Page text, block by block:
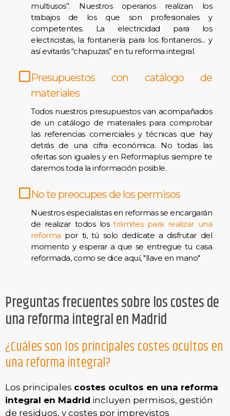
multiusos”. Nuestros operarios realizan los
trabajos de los que son profesionales y
competentes. La electricidad para los
electricistas, la fontanería para los fontaneros... y
así evitarás “chapuzas” en tu reforma integral.
Presupuestos con catálogo de
materiales
Todos nuestros presupuestos van acompañados
de un catálogo de materiales para comprobar
las referencias comerciales y técnicas que hay
detrás de una cifra económica. No todas las
ofertas son iguales y en Reformaplus siempre te
daremos toda la información posible.
No te preocupes de los permisos
Nuestros especialistas en reformas se encargarán
de realizar todos lostrámites para realizar una
reforma por ti, tú solo dedícate a disfrutar del
momento y esperar a que se entregue tu casa
reformada, como se dice aquí, "llave en mano"
Preguntas frecuentes sobre los costes de
una reforma integral en Madrid
¿Cuáles son los principales costes ocultos en
una reforma integral?
Los principales costes ocultos en una reforma
integral en Madrid incluyen permisos, gestión
de residuos, y costes por imprevistos